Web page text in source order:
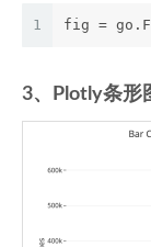
1 fig =
3、Plotly条形